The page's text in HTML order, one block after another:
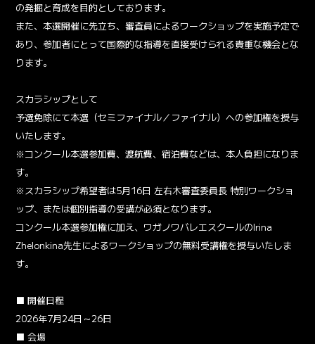
の発掘と育成を目的としております。
また、本選開催に先立ち、審査員によるワークショップを実施予定で
あり、参加者にとって国際的な指導を直接受けられる貴重な機会とな
ります。
スカラシップとして
予選免除にて本選（セミファイナル／ファイナル）への参加権を授与
いたします。
※コンクール本選参加費、渡航費、宿泊費などは、本人負担になりま
す。
※スカラシップ希望者は5月16日 左右木審査委員長 特別ワークショ
ップ、または個別指導の受講が必須となります。
コンクール本選参加権に加え、ワガノワバレエスクールのIrina
Zhelonkina先生によるワークショップの無料受講権を授与いたしま
す。
■ 開催日程
2026年7月24日～26日
■ 会場